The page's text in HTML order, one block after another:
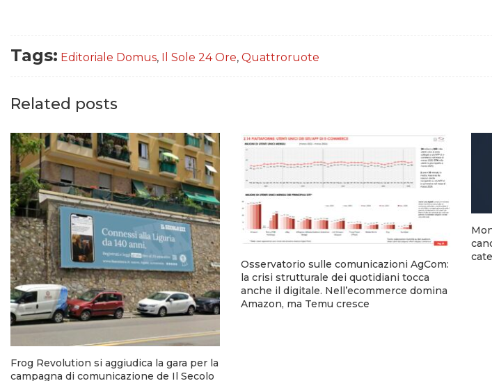
Tags: Editoriale Domus, Il Sole 24 Ore, Quattroruote
Related posts
Frog Revolution si aggiudica la gara per la
campagna di comunicazione de Il Secolo
Osservatorio sulle comunicazioni AgCom:
la crisi strutturale dei quotidiani tocca
anche il digitale. Nell’ecommerce domina
Amazon, ma Temu cresce